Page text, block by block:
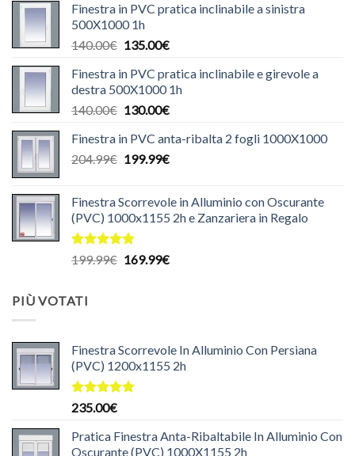
originale
era:
440.00€.
attuale
435.00€.
Finestra in PVC pratica inclinabile a sinistra
500X1000 1h
140.00€ Il
originale
era:
140.00€.
135.00€Il
attuale
è:
135.00€.
Finestra in PVC pratica inclinabile e girevole a
destra 500X1000 1h
140.00€ Il
originale
era:
130.00€Il
attuale
è:
Finestra in PVC anta-ribalta 2 fogli 1000X1000
204.99€ Il
era:
204.99€.
199.99€Il
è:
199.99€.
Finestra Scorrevole in Alluminio con Oscurante
(PVC) 1000x1155 2h e Zanzariera in Regalo
Valutato
199.99€ Il
169.99€Il
PIÙ VOTATI
Finestra Scorrevole In Alluminio Con Persiana
(PVC) 1200x1155 2h
Valutato
235.00€
Pratica Finestra Anta-Ribaltabile In Alluminio Con
Oscurante (PVC) 1000X1155 2h